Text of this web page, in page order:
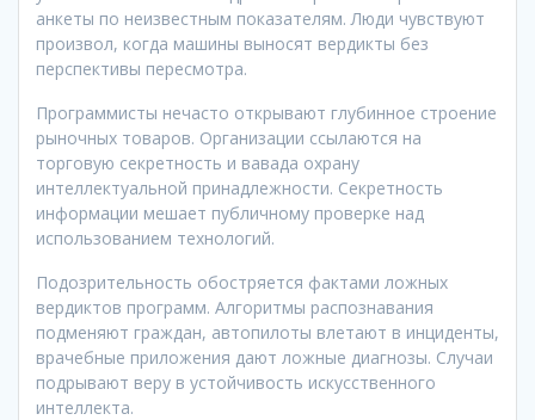
анкеты по неизвестным показателям. Люди чувствуют
произвол, когда машины выносят вердикты без
перспективы пересмотра.
Программисты нечасто открывают глубинное строение
рыночных товаров. Организации ссылаются на
торговую секретность и вавада охрану
интеллектуальной принадлежности. Секретность
информации мешает публичному проверке над
использованием технологий.
Подозрительность обостряется фактами ложных
вердиктов программ. Алгоритмы распознавания
подменяют граждан, автопилоты влетают в инциденты,
врачебные приложения дают ложные диагнозы. Случаи
подрывают веру в устойчивость искусственного
интеллекта.